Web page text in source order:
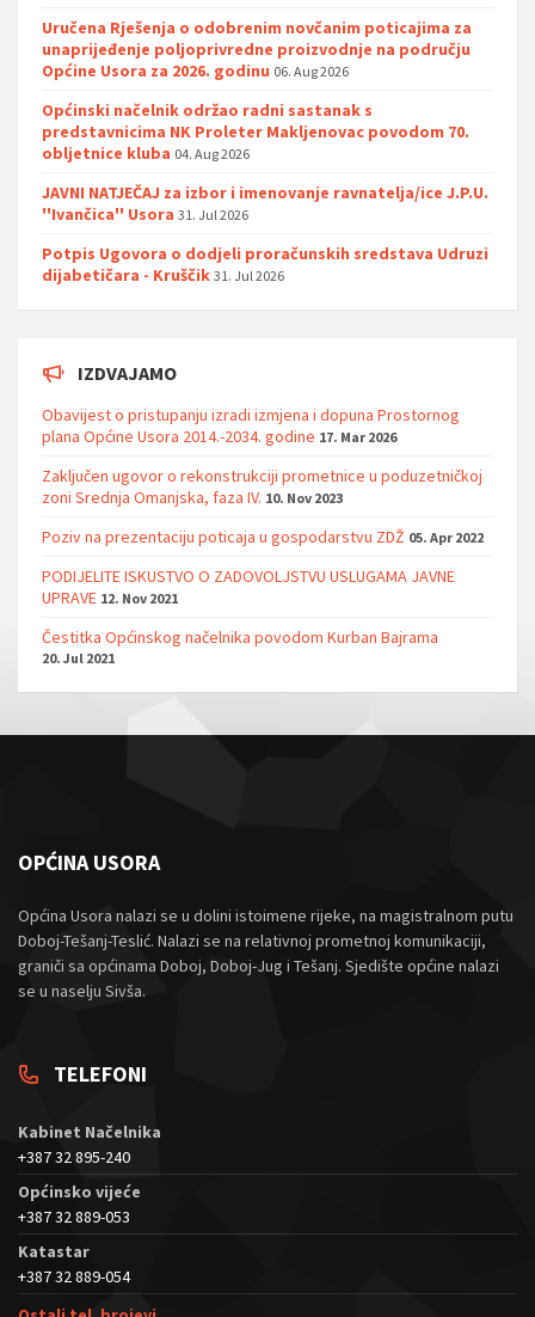
Uručena Rješenja o odobrenim novčanim poticajima za
unaprijeđenje poljoprivredne proizvodnje na području
Općine Usora za 2026. godinu 06. Aug 2026
Općinski načelnik održao radni sastanak s
predstavnicima NK Proleter Makljenovac povodom 70.
obljetnice kluba 04. Aug 2026
JAVNI NATJEČAJ za izbor i imenovanje ravnatelja/ice J.P.U.
''Ivančica'' Usora 31. Jul 2026
Potpis Ugovora o dodjeli proračunskih sredstava Udruzi
dijabetičara - Kruščik 31. Jul 2026
IZDVAJAMO
Obavijest o pristupanju izradi izmjena i dopuna Prostornog
plana Općine Usora 2014.-2034. godine 17. Mar 2026
Zaključen ugovor o rekonstrukciji prometnice u poduzetničkoj
zoni Srednja Omanjska, faza IV. 10. Nov 2023
Poziv na prezentaciju poticaja u gospodarstvu ZDŽ 05. Apr 2022
PODIJELITE ISKUSTVO O ZADOVOLJSTVU USLUGAMA JAVNE
UPRAVE 12. Nov 2021
Čestitka Općinskog načelnika povodom Kurban Bajrama
20. Jul 2021
OPĆINA USORA
Općina Usora nalazi se u dolini istoimene rijeke, na magistralnom putu
Doboj-Tešanj-Teslić. Nalazi se na relativnoj prometnoj komunikaciji,
graniči sa općinama Doboj, Doboj-Jug i Tešanj. Sjedište općine nalazi
se u naselju Sivša.
TELEFONI
Kabinet Načelnika
+387 32 895-240
Općinsko vijeće
+387 32 889-053
Katastar
+387 32 889-054